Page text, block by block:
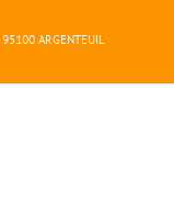
95100 ARGENTEUIL